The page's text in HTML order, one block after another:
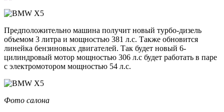
Предположительно машина получит новый турбо-дизель
объемом 3 литра и мощностью 381 л.с. Также обновится
линейка бензиновых двигателей. Так будет новый 6-
цилиндровый мотор мощностью 306 л.с будет работать в паре
с электромотором мощностью 54 л.с.
Фото салона